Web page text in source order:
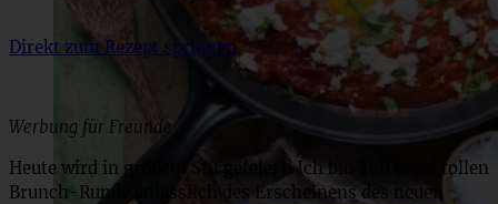
Direkt zum Rezept springen
Werbung für Freunde
Heute wird in großem Stil gefeiert! Ich bin Teil einer tollen
Brunch-Runde anlässlich des Erscheinens des neuen